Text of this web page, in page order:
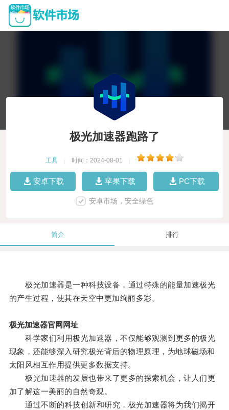
极光加速器跑路了
工具 时间：2024-08-01
安卓下载 苹果下载 PC下载
安卓市场，安全绿色
简介 排行
极光加速器是一种科技设备，通过特殊的能量加速极光
的产生过程，使其在天空中更加绚丽多彩。
极光加速器官网网址
科学家们利用极光加速器，不仅能够观测到更多的极光
现象，还能够深入研究极光背后的物理原理，为地球磁场和
太阳风相互作用提供更多数据支持。
极光加速器的发展也带来了更多的探索机会，让人们更
加了解这一美丽的自然奇观。
通过不断的科技创新和研究，极光加速器将为我们揭开